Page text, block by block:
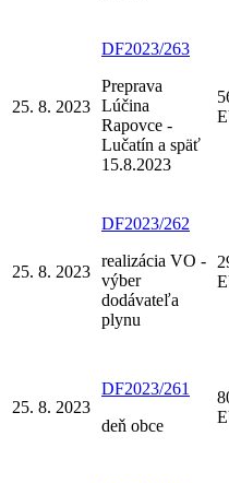
25. 8. 2023
DF2023/263
Preprava
Lúčina
Rapovce -
Lučatín a späť
15.8.2023
25. 8. 2023
DF2023/262
realizácia VO -
výber
dodávateľa
plynu
25. 8. 2023
DF2023/261
deň obce